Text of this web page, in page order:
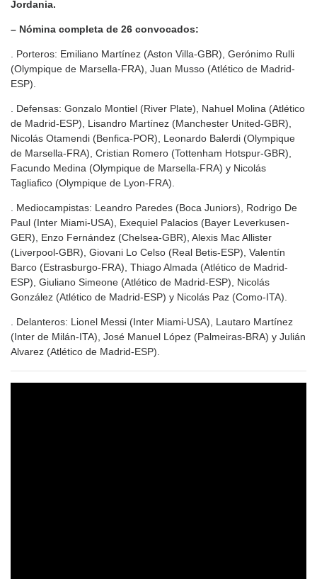
Jordania.
– Nómina completa de 26 convocados:
. Porteros: Emiliano Martínez (Aston Villa-GBR), Gerónimo Rulli
(Olympique de Marsella-FRA), Juan Musso (Atlético de Madrid-
ESP).
. Defensas: Gonzalo Montiel (River Plate), Nahuel Molina (Atlético
de Madrid-ESP), Lisandro Martínez (Manchester United-GBR),
Nicolás Otamendi (Benfica-POR), Leonardo Balerdi (Olympique
de Marsella-FRA), Cristian Romero (Tottenham Hotspur-GBR),
Facundo Medina (Olympique de Marsella-FRA) y Nicolás
Tagliafico (Olympique de Lyon-FRA).
. Mediocampistas: Leandro Paredes (Boca Juniors), Rodrigo De
Paul (Inter Miami-USA), Exequiel Palacios (Bayer Leverkusen-
GER), Enzo Fernández (Chelsea-GBR), Alexis Mac Allister
(Liverpool-GBR), Giovani Lo Celso (Real Betis-ESP), Valentín
Barco (Estrasburgo-FRA), Thiago Almada (Atlético de Madrid-
ESP), Giuliano Simeone (Atlético de Madrid-ESP), Nicolás
González (Atlético de Madrid-ESP) y Nicolás Paz (Como-ITA).
. Delanteros: Lionel Messi (Inter Miami-USA), Lautaro Martínez
(Inter de Milán-ITA), José Manuel López (Palmeiras-BRA) y Julián
Alvarez (Atlético de Madrid-ESP).